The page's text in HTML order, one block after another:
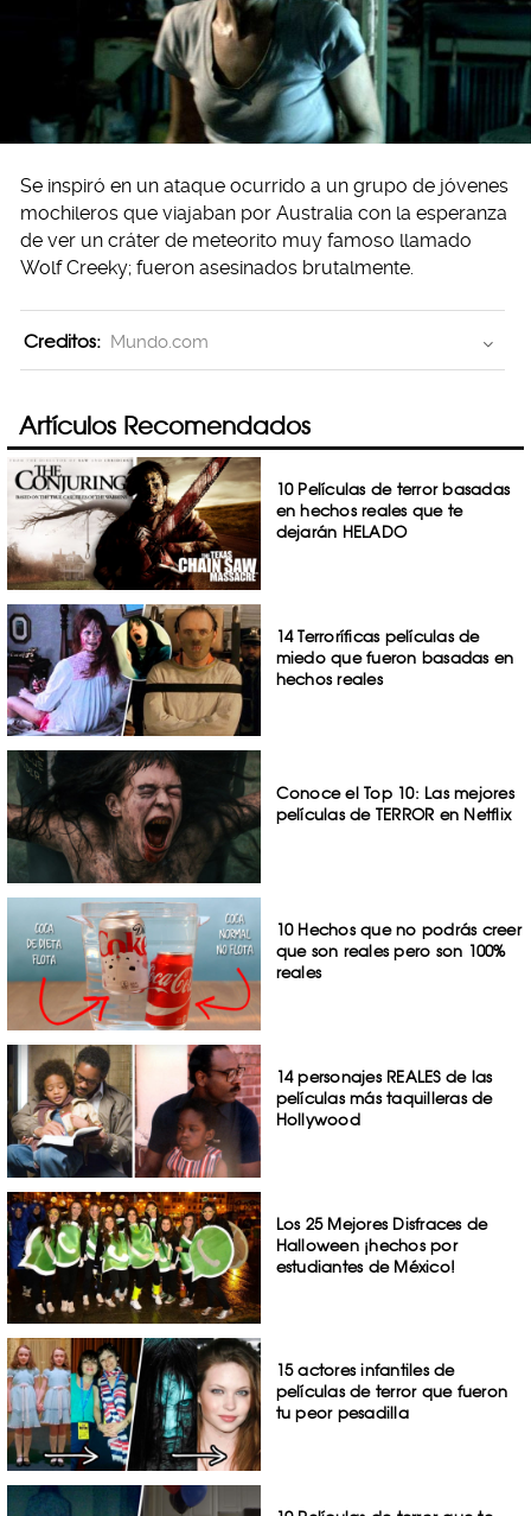
Se inspiró en un ataque ocurrido a un grupo de jóvenes
mochileros que viajaban por Australia con la esperanza
de ver un cráter de meteorito muy famoso llamado
Wolf Creeky; fueron asesinados brutalmente.
Creditos: Mundo.com
Artículos Recomendados
10 Películas de terror basadas
en hechos reales que te
dejarán HELADO
14 Terroríficas películas de
miedo que fueron basadas en
hechos reales
Conoce el Top 10: Las mejores
películas de TERROR en Netflix
10 Hechos que no podrás creer
que son reales pero son 100%
reales
14 personajes REALES de las
películas más taquilleras de
Hollywood
Los 25 Mejores Disfraces de
Halloween ¡hechos por
estudiantes de México!
15 actores infantiles de
películas de terror que fueron
tu peor pesadilla